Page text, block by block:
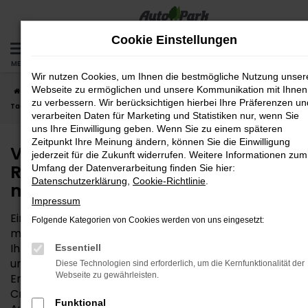
Zum
springen
MENÜ
Startseite Regensburg VW VW T-Cross
VW T-Cross
Tageszulassung für Regensburg – Ihr Autokauf muss nicht teuer sein
VW T-Cross Tageszulassung für
Regensburg – Ihr Autokauf
muss nicht teuer sein
Eine VW T-Cross Tageszulassung ist kein Geheimtipp
mehr – weder in Regensburg noch anderswo. Auch
Ihre AutoPark GmbH nutzt diese clevere Möglichkeit,
um Neuwagen zum reduzierten Preis anzubieten.
Entsprechend der Namensgebung wird die VW T-
Cross Tageszulassung für einen Tag auf den
Cookie Einstellungen
Wir nutzen Cookies, um Ihnen die bestmögliche Nutzung
Webseite zu ermöglichen und unsere Kommunikation mit Ihnen
zu verbessern. Wir berücksichtigen hierbei Ihre Präferenzen
verarbeiten Daten für Marketing und Statistiken nur, wenn Sie
uns Ihre Einwilligung geben. Wenn Sie zu einem späteren
Zeitpunkt Ihre Meinung ändern, können Sie die Einwilligung
jederzeit für die Zukunft widerrufen. Weitere Informationen zum
Umfang der Datenverarbeitung finden Sie hier:
Datenschutzerklärung Cookie-Richtlinie
Impressum
Folgende Kategorien von Cookies werden von uns eingesetzt:
Essentiell
Diese Technologien sind erforderlich, um die Kernfunktionalität der
Webseite zu gewährleisten.
Funktional